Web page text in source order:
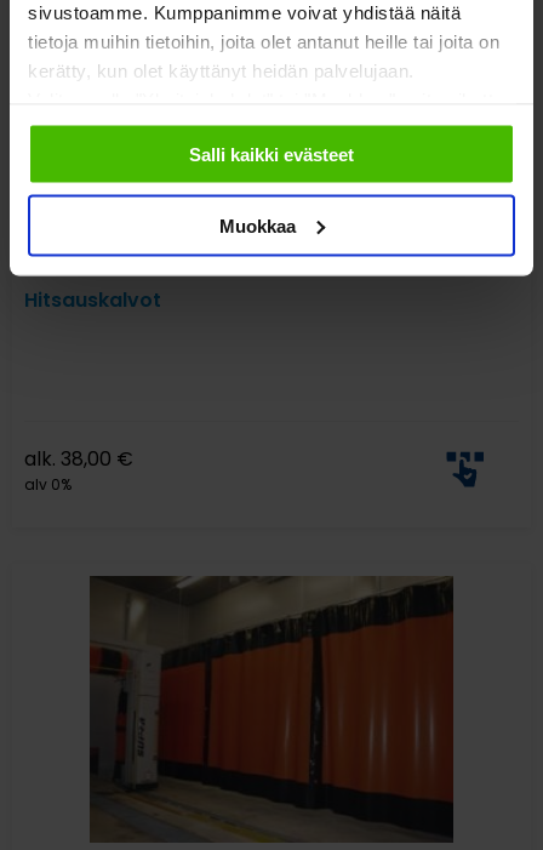
sivustoamme. Kumppanimme voivat yhdistää näitä
tietoja muihin tietoihin, joita olet antanut heille tai joita on
kerätty, kun olet käyttänyt heidän palvelujaan.
sallimiisi evästeisiin.
Salli kaikki evästeet
Muokkaa
Hitsauskalvot
alk. 38,00 €
alv 0%